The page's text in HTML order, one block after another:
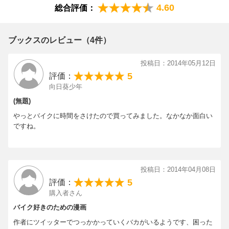
総合評価： 4.60
ブックスのレビュー（4件）
投稿日：2014年05月12日
評価： 5
向日葵少年
(無題)
やっとバイクに時間をさけたので買ってみました。なかなか面白い
ですね。
投稿日：2014年04月08日
評価： 5
購入者さん
バイク好きのための漫画
作者にツイッターでつっかかっていくバカがいるようです、困った